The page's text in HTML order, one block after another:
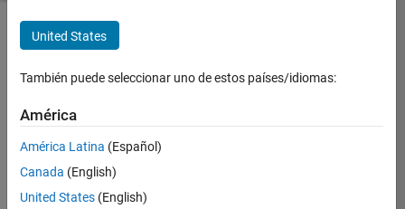
Enviar
solicitud
Senior
Product
Manager
-
Optimization
United States
También puede seleccionar uno de estos países/idiomas:
América
América Latina (Español)
Canada (English)
United States (English)